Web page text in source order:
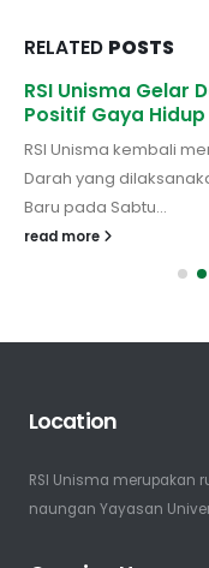
RELATED POSTS
RSI Unisma Gelar
Positif Gaya
RSI Unisma kembali
Darah yang
Baru pada Sabtu...
read more
Location
RSI Unisma merupakan
naungan Yayasan